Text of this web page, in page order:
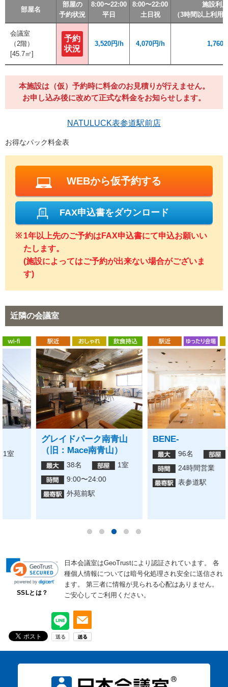
部屋名
部屋の
予約状況
8:00〜22:00
平日
8:00〜22:00
土日祝
施設利
（3時間以上利用
部屋名
部屋の
予約状況
8:00〜22:00
平日
8:00〜22:00
土日祝
施設利
（3時間以上利用
部屋名
部屋の
予約状況
8:00〜22:00
平日
8:00〜22:00
土日祝
施設利
（3時間以上利用
会議室
（2階）
[45.7㎡]
予約
状況
3,520円/h 4,070円/h 1,760
部屋名
部屋の
予約状況
8:00〜22:00
平日
8:00〜22:00
土日祝
施設利
（3時間以上利用
会議室
（2階）
[45.7㎡]
予約
状況
3,520円/h 4,070円/h 1,760
本施設は（仮）予約時に料金のお見積りが行えません。
お申し込み後に改めて正式な料金をお知らせします。
NATULUCK表参道駅前店
お得なパック料金表
WEBから仮予約する
FAX申込書をダウンロード
1年以上先のご予約はFAX申込書にて申込お願いい
たします。
(施設によってはご予約が出来ない場合がございま
す)
近隣の会議室
グレイドパーク南青山
（旧：Mace南青山）
38名
1室
9:00〜24:00
外苑前駅
BENE-
96名
1室
24時間営業
表参道駅
SSLとは？
日本会議室はGeoTrustにより認証されています。
各
種個人情報については暗号化処理され安全に送信され
ます。
第三者に情報が見られる心配はありません。
ご安心してご利用ください。